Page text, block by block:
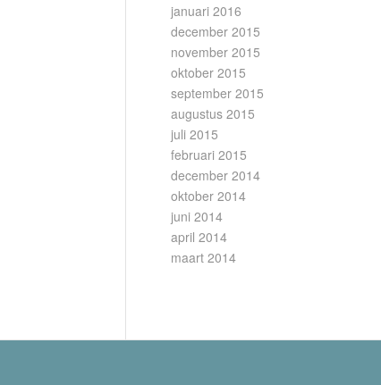
januari 2016
december 2015
november 2015
oktober 2015
september 2015
augustus 2015
juli 2015
februari 2015
december 2014
oktober 2014
juni 2014
april 2014
maart 2014